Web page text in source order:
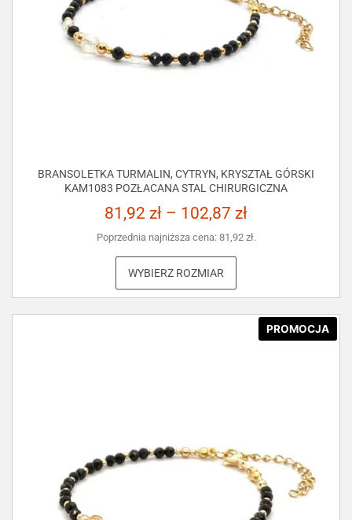
BRANSOLETKA TURMALIN, CYTRYN, KRYSZTAŁ GÓRSKI
KAM1083 POZŁACANA STAL CHIRURGICZNA
81,92 zł – 102,87 zł
Poprzednia najniższa cena: 81,92 zł.
WYBIERZ ROZMIAR
PROMOCJA